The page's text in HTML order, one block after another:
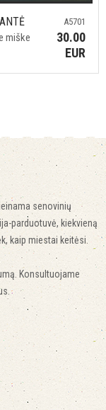
miške
A5701
30.00
EUR
senovinių
parduotuvė, kiekvieną
kaip miestai keitėsi.
Konsultuojame